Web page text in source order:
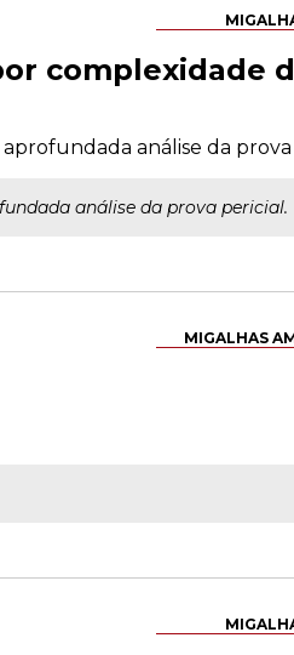
complexidade
análise da
análise da prova pericial.
MIGALHAS